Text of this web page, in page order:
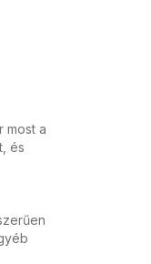
most a
és